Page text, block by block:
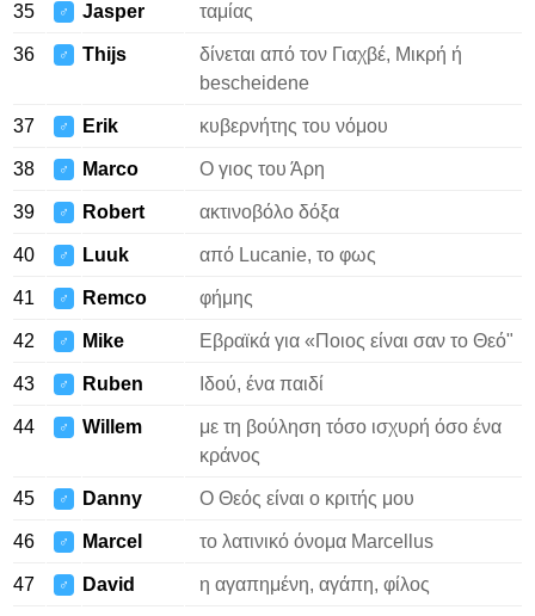
35 ♂ Jasper ταμίας
36 ♂ Thijs
δίνεται από τον Γιαχβέ, Μικρή ή
bescheidene
37 ♂ Erik κυβερνήτης του νόμου
38 ♂ Marco Ο γιος του Άρη
39 ♂ Robert ακτινοβόλο δόξα
40 ♂ Luuk από Lucanie, το φως
41 ♂ Remco φήμης
42 ♂ Mike Εβραϊκά για «Ποιος είναι σαν το Θεό"
43 ♂ Ruben Ιδού, ένα παιδί
44 ♂ Willem
με τη βούληση τόσο ισχυρή όσο ένα
κράνος
45 ♂ Danny Ο Θεός είναι ο κριτής μου
46 ♂ Marcel το λατινικό όνομα Marcellus
47 ♂ David η αγαπημένη, αγάπη, φίλος